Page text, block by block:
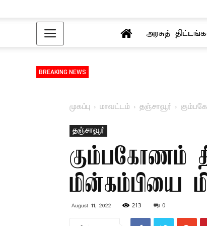
அரசுத்
BREAKING NEWS
முகப்பு மாவட்டம் தஞ்சாவூர்
தஞ்சாவூர்
கும்பகோணம்
மின்கம்பியை
August 11, 2022 213 0